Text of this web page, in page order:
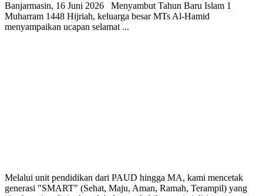
Banjarmasin, 16 Juni 2026 Menyambut Tahun Baru Islam 1
Muharram 1448 Hijriah, keluarga besar MTs Al-Hamid
menyampaikan ucapan selamat ...
Melalui unit pendidikan dari PAUD hingga MA, kami mencetak
generasi "SMART" (Sehat, Maju, Aman, Ramah, Terampil) yang